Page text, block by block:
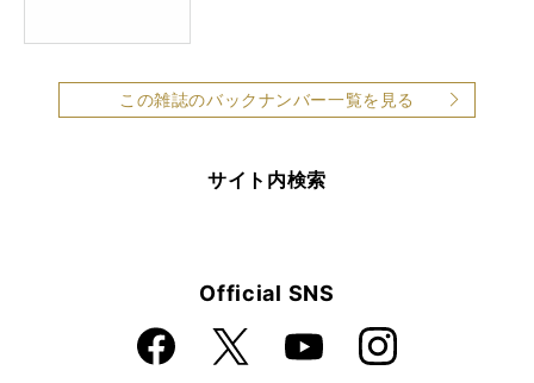
この雑誌のバックナンバー一覧を見る
サイト内検索
Official SNS
Faceboo
k
X YouTube Instagra
m